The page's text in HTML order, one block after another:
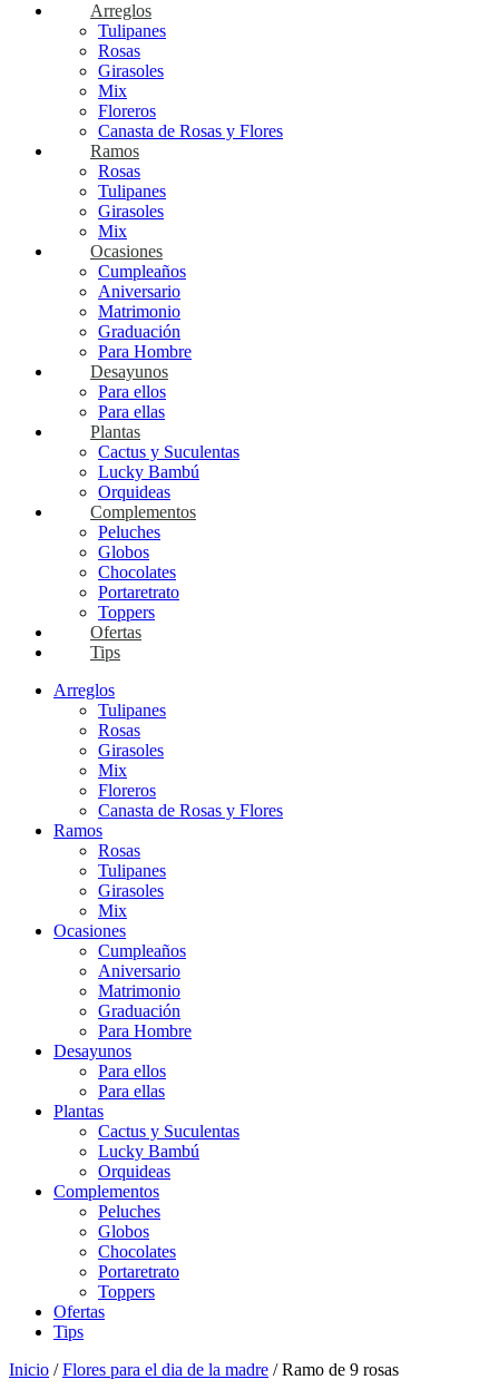
Arreglos
Tulipanes
Rosas
Girasoles
Mix
Floreros
Canasta de Rosas y Flores
Ramos
Rosas
Tulipanes
Girasoles
Mix
Ocasiones
Cumpleaños
Aniversario
Matrimonio
Graduación
Para Hombre
Desayunos
Para ellos
Para ellas
Plantas
Cactus y Suculentas
Lucky Bambú
Orquideas
Complementos
Peluches
Globos
Chocolates
Portaretrato
Toppers
Ofertas
Tips
Arreglos
Tulipanes
Rosas
Girasoles
Mix
Floreros
Canasta de Rosas y Flores
Ramos
Rosas
Tulipanes
Girasoles
Mix
Ocasiones
Cumpleaños
Aniversario
Matrimonio
Graduación
Para Hombre
Desayunos
Para ellos
Para ellas
Plantas
Cactus y Suculentas
Lucky Bambú
Orquideas
Complementos
Peluches
Globos
Chocolates
Portaretrato
Toppers
Ofertas
Tips
Inicio /Flores para el dia de la madre / Ramo de 9 rosas